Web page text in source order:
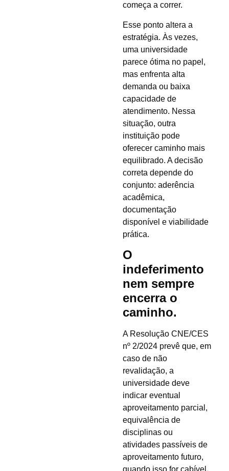
começa a correr.
Esse ponto altera a
estratégia. Às vezes,
uma universidade
parece ótima no papel,
mas enfrenta alta
demanda ou baixa
capacidade de
atendimento. Nessa
situação, outra
instituição pode
oferecer caminho mais
equilibrado. A decisão
correta depende do
conjunto: aderência
acadêmica,
documentação
disponível e viabilidade
prática.
O
indeferimento
nem sempre
encerra o
caminho.
A Resolução CNE/CES
nº 2/2024 prevê que, em
caso de não
revalidação, a
universidade deve
indicar eventual
aproveitamento parcial,
equivalência de
disciplinas ou
atividades passíveis de
aproveitamento futuro,